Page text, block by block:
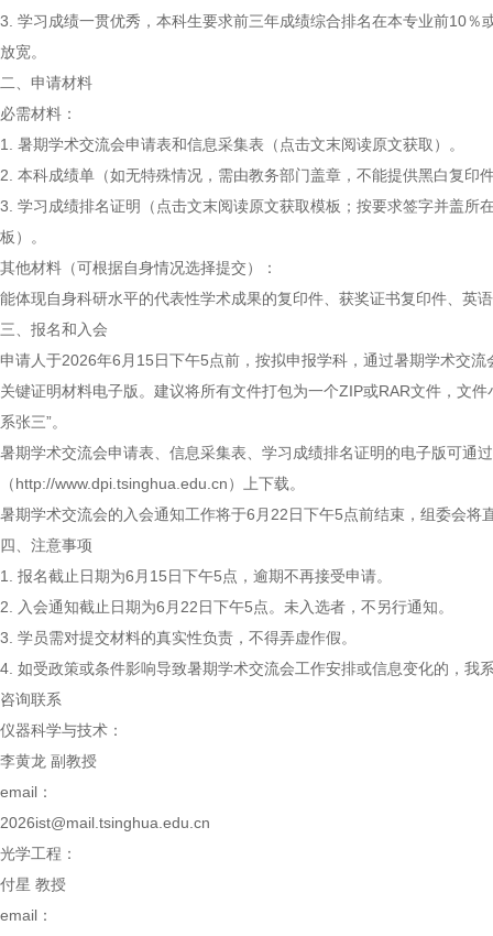
3. 学习成绩一贯优秀，本科生要求前三年成绩综合排名在本专业前10
放宽。
二、申请材料
必需材料：
1. 暑期学术交流会申请表和信息采集表（点击文末阅读原文获取）。
2. 本科成绩单（如无特殊情况，需由教务部门盖章，不能提供黑白复印
3. 学习成绩排名证明（点击文末阅读原文获取模板；按要求签字并盖
板）。
其他材料（可根据自身情况选择提交）：
能体现自身科研水平的代表性学术成果的复印件、获奖证书复印件、英
三、报名和入会
申请人于2026年6月15日下午5点前，按拟申报学科，通过暑期学术交
关键证明材料电子版。建议将所有文件打包为一个ZIP或RAR文件，文
系张三”。
暑期学术交流会申请表、信息采集表、学习成绩排名证明的电子版可通
（http://www.dpi.tsinghua.edu.cn）上下载。
暑期学术交流会的入会通知工作将于6月22日下午5点前结束，组委会
四、注意事项
1. 报名截止日期为6月15日下午5点，逾期不再接受申请。
2. 入会通知截止日期为6月22日下午5点。未入选者，不另行通知。
3. 学员需对提交材料的真实性负责，不得弄虚作假。
4. 如受政策或条件影响导致暑期学术交流会工作安排或信息变化的，我
咨询联系
仪器科学与技术：
李黄龙 副教授
email：
2026ist@mail.tsinghua.edu.cn
光学工程：
付星 教授
email：